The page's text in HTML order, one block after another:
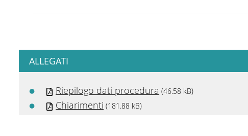
ALLEGATI
Riepilogo dati procedura (46.58 kB)
Chiarimenti (181.88 kB)